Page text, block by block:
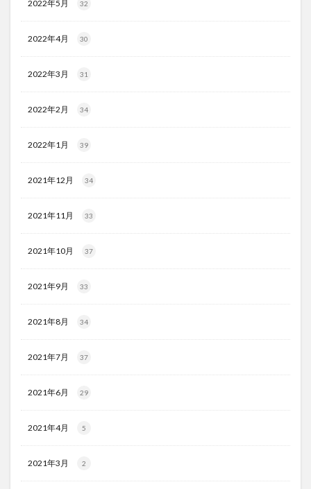
2022年5月 32
2022年4月 30
2022年3月 31
2022年2月 34
2022年1月 39
2021年12月 34
2021年11月 33
2021年10月 37
2021年9月 33
2021年8月 34
2021年7月 37
2021年6月 29
2021年4月 5
2021年3月 2